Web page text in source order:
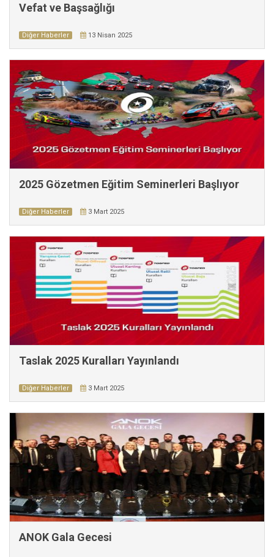
Vefat ve Başsağlığı
Diğer Haberler 13 Nisan 2025
2025 Gözetmen Eğitim Seminerleri Başlıyor
Diğer Haberler 3 Mart 2025
Taslak 2025 Kuralları Yayınlandı
Diğer Haberler 3 Mart 2025
ANOK Gala Gecesi